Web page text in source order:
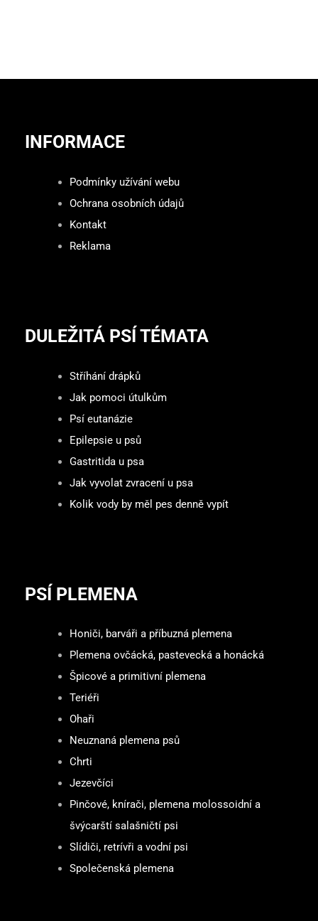
INFORMACE
Podmínky užívání webu
Ochrana osobních údajů
Kontakt
Reklama
DULEŽITÁ PSÍ TÉMATA
Stříhání drápků
Jak pomoci útulkům
Psí eutanázie
Epilepsie u psů
Gastritida u psa
Jak vyvolat zvracení u psa
Kolik vody by měl pes denně vypít
PSÍ PLEMENA
Honiči, barváři a příbuzná plemena
Plemena ovčácká, pastevecká a honácká
Špicové a primitivní plemena
Teriéři
Ohaři
Neuznaná plemena psů
Chrti
Jezevčíci
Pinčové, knírači, plemena molossoidní a
švýcarští salašničtí psi
Slídiči, retrívři a vodní psi
Společenská plemena